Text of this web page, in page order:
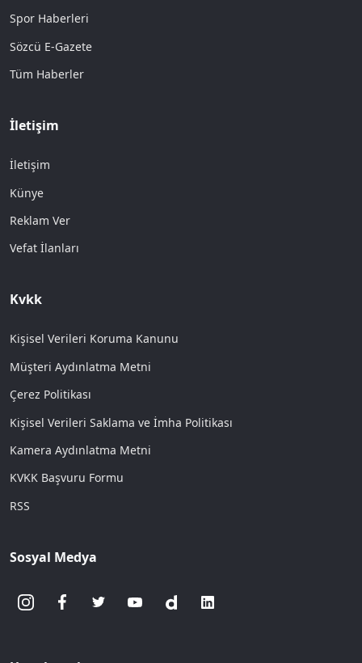
Spor Haberleri
Sözcü E-Gazete
Tüm Haberler
İletişim
İletişim
Künye
Reklam Ver
Vefat İlanları
Kvkk
Kişisel Verileri Koruma Kanunu
Müşteri Aydınlatma Metni
Çerez Politikası
Kişisel Verileri Saklama ve İmha Politikası
Kamera Aydınlatma Metni
KVKK Başvuru Formu
RSS
Sosyal Medya